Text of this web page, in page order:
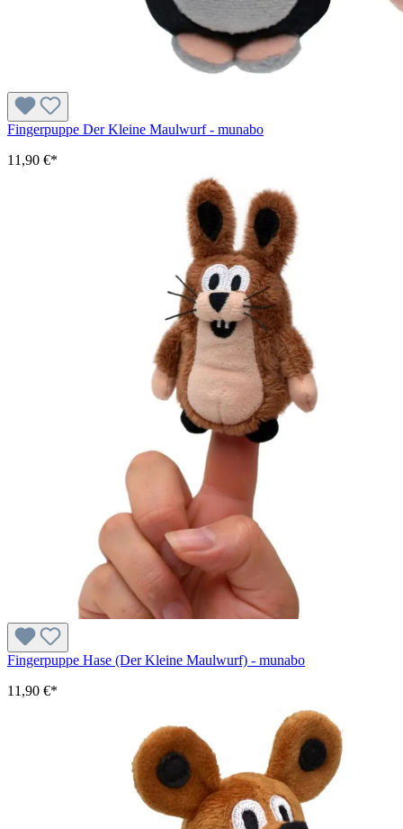
Fingerpuppe Der Kleine Maulwurf - munabo
11,90 €*
Fingerpuppe Hase (Der Kleine Maulwurf) - munabo
11,90 €*